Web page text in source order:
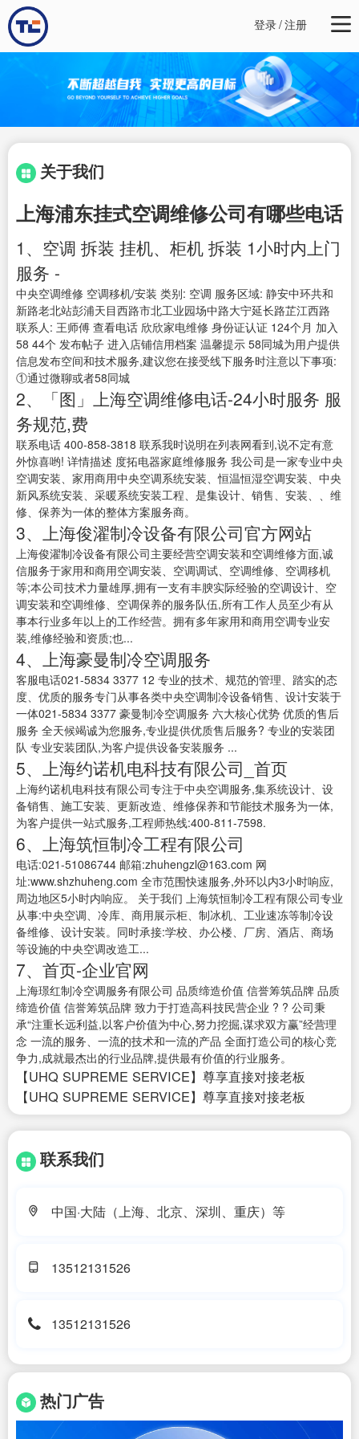
登录/注册
关于我们
上海浦东挂式空调维修公司有哪些电话
1、空调 拆装 挂机、柜机 拆装 1小时内上门
服务 -
中央空调维修 空调移机/安装 类别: 空调 服务区域: 静安中环共和
新路老北站彭浦天目西路市北工业园场中路大宁延长路芷江西路
联系人: 王师傅 查看电话 欣欣家电维修 身份证认证 124个月 加入
58 44个 发布帖子 进入店铺信用档案 温馨提示 58同城为用户提供
信息发布空间和技术服务,建议您在接受线下服务时注意以下事项:
①通过微聊或者58同城
2、「图」上海空调维修电话-24小时服务 服
务规范,费
联系电话 400-858-3818 联系我时说明在列表网看到,说不定有意
外惊喜哟! 详情描述 度拓电器家庭维修服务 我公司是一家专业中央
空调安装、家用商用中央空调系统安装、恒温恒湿空调安装、中央
新风系统安装、采暖系统安装工程、是集设计、销售、安装、、维
修、保养为一体的整体方案服务商。
3、上海俊濯制冷设备有限公司官方网站
上海俊濯制冷设备有限公司主要经营空调安装和空调维修方面,诚
信服务于家用和商用空调安装、空调调试、空调维修、空调移机
等;本公司技术力量雄厚,拥有一支有丰腴实际经验的空调设计、空
调安装和空调维修、空调保养的服务队伍,所有工作人员至少有从
事本行业多年以上的工作经营。拥有多年家用和商用空调专业安
装,维修经验和资质;也...
4、上海豪曼制冷空调服务
客服电话021-5834 3377 12 专业的技术、规范的管理、踏实的态
度、优质的服务专门从事各类中央空调制冷设备销售、设计安装于
一体021-5834 3377 豪曼制冷空调服务 六大核心优势 优质的售后
服务 全天候竭诚为您服务,专业提供优质售后服务? 专业的安装团
队 专业安装团队,为客户提供设备安装服务 ...
5、上海约诺机电科技有限公司_首页
上海约诺机电科技有限公司专注于中央空调服务,集系统设计、设
备销售、施工安装、更新改造、维修保养和节能技术服务为一体,
为客户提供一站式服务,工程师热线:400-811-7598.
6、上海筑恒制冷工程有限公司
电话:021-51086744 邮箱:zhuhengzl@163.com 网
址:www.shzhuheng.com 全市范围快速服务,外环以内3小时响应,
周边地区5小时内响应。 关于我们 上海筑恒制冷工程有限公司专业
从事:中央空调、冷库、商用展示柜、制冰机、工业速冻等制冷设
备维修、设计安装。同时承接:学校、办公楼、厂房、酒店、商场
等设施的中央空调改造工...
7、首页-企业官网
上海璟红制冷空调服务有限公司 品质缔造价值 信誉筹筑品牌 品质
缔造价值 信誉筹筑品牌 致力于打造高科技民营企业 ? ? 公司秉
承“注重长远利益,以客户价值为中心,努力挖掘,谋求双方赢”经营理
念 一流的服务、一流的技术和一流的产品 全面打造公司的核心竞
争力,成就最杰出的行业品牌,提供最有价值的行业服务。
【UHQ SUPREME SERVICE】尊享直接对接老板
【UHQ SUPREME SERVICE】尊享直接对接老板
联系我们
中国·大陆（上海、北京、深圳、重庆）等
13512131526
13512131526
热门广告